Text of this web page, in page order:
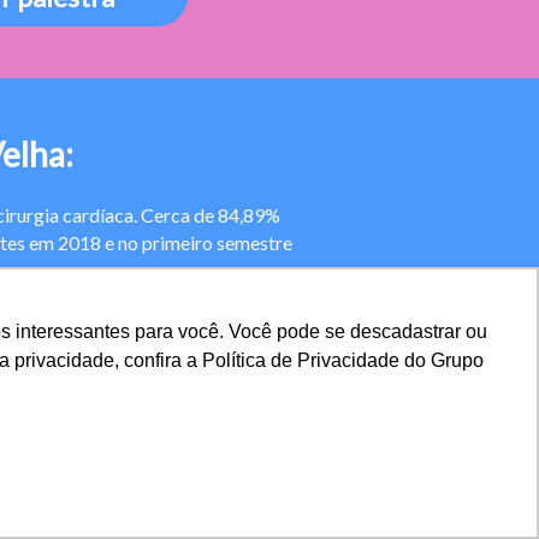
para você. Você pode se descadastrar ou
privacidade, confira a Política de Privacidade do Grupo
cardíaca. Cerca de 84,89%
em 2018 e no primeiro semestre
foco no resultado assistencial e
em 40%. Foram 962 mil reais